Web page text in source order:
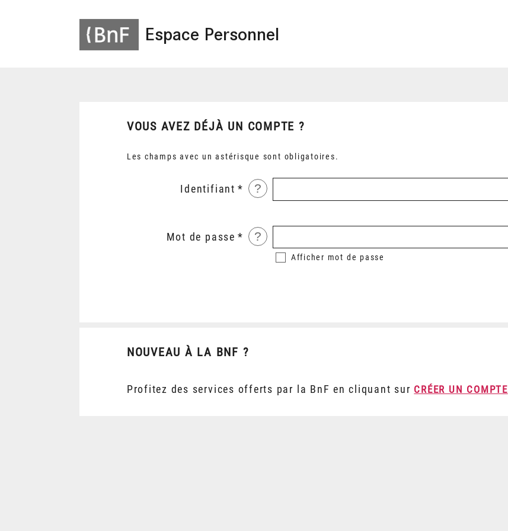
Espace Personnel
VOUS AVEZ DÉJÀ UN COMPTE ?
Les champs avec un astérisque sont obligatoires.
Identifiant ?
Mot de passe ?
Afficher mot de passe
NOUVEAU À LA BNF ?
Profitez des services offerts par la BnF en cliquant sur CRÉER UN COMPTE